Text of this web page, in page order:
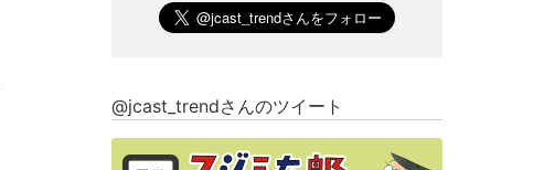
@jcast_trendさんのツイート